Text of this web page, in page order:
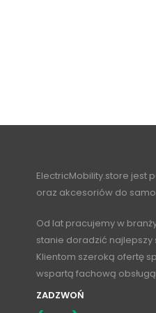
ElectricMobility.store jest
oraz akcesoriów do
Od lat pracujemy w
stanie doradzić najlepszy
Klientom szeroką ofertę
wspartą fachową
ZADZWOŃ